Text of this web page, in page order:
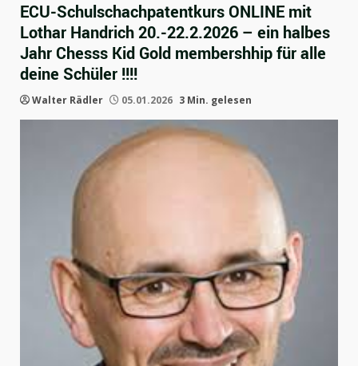
ECU-Schulschachpatentkurs ONLINE mit
Lothar Handrich 20.-22.2.2026 – ein halbes
Jahr Chesss Kid Gold membershhip für alle
deine Schüler !!!!
Walter Rädler 05.01.2026 3 Min. gelesen